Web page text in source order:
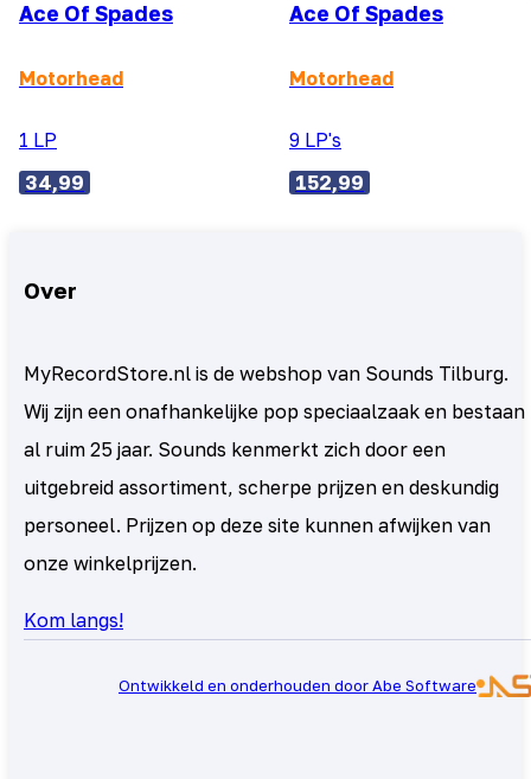
Ace Of Spades
Motorhead
1 LP
34,99
Ace Of Spades
Motorhead
9 LP's
152,99
Over
MyRecordStore.nl is de webshop van Sounds Tilburg.
Wij zijn een onafhankelijke pop speciaalzaak en bestaan
al ruim 25 jaar. Sounds kenmerkt zich door een
uitgebreid assortiment, scherpe prijzen en deskundig
personeel. Prijzen op deze site kunnen afwijken van
onze winkelprijzen.
Kom langs!
Ontwikkeld en onderhouden door Abe Software